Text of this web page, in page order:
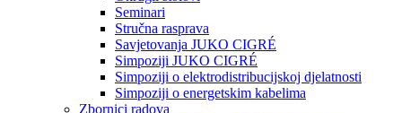
Seminari​
Stručna rasprava​
Savjetovanja JUKO CIGRÉ
Simpoziji JUKO CIGRÉ
Simpoziji o elektrodistribucijskoj djelatnosti
Simpoziji o energetskim kabelima
Zbornici radova